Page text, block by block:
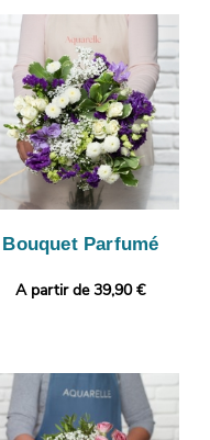
Àvant de
photo. Vous aurez ensuite
est bien conforme,
vous la faire parvenir.
voulez ajouter une
possible de glisser un
plus de personnalité à
Bouquet Parfumé
A partir de 39,90 €